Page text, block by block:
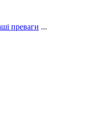
преваги ...